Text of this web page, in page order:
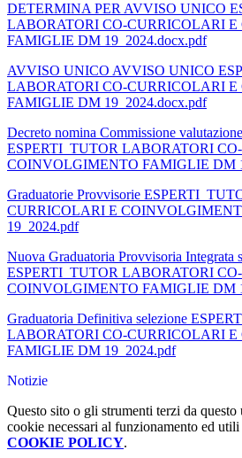
DETERMINA PER AVVISO UNICO
LABORATORI CO-CURRICOLARI
FAMIGLIE DM 19_2024.docx.pdf
AVVISO UNICO AVVISO UNICO
LABORATORI CO-CURRICOLARI
FAMIGLIE DM 19_2024.docx.pdf
Decreto nomina Commissione
ESPERTI_TUTOR LABORATORI
COINVOLGIMENTO FAMIGLIE DM
Graduatorie Provvisorie
CURRICOLARI E
19_2024.pdf
Nuova Graduatoria Provvisoria Integrata
ESPERTI_TUTOR LABORATORI
COINVOLGIMENTO FAMIGLIE DM
Graduatoria Definitiva selezione
LABORATORI CO-CURRICOLARI
FAMIGLIE DM 19_2024.pdf
Notizie
Questo sito o gli strumenti terzi da
cookie necessari al funzionamento ed
COOKIE POLICY.